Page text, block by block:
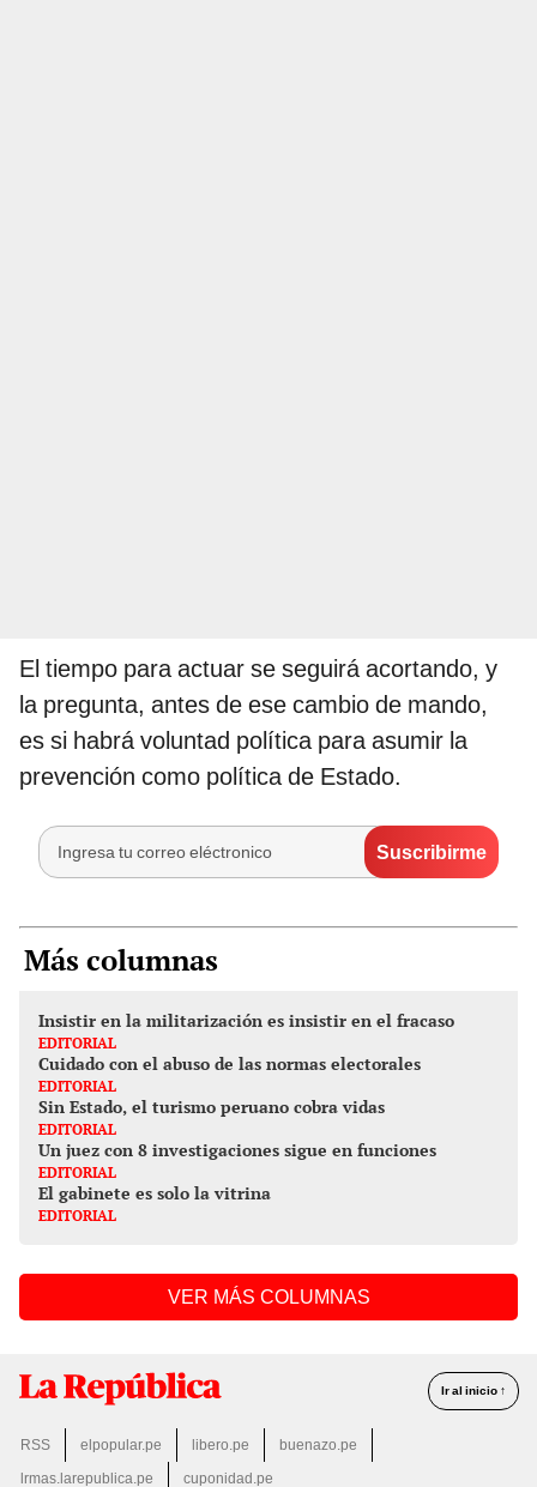
El tiempo para actuar se seguirá acortando, y
la pregunta, antes de ese cambio de mando,
es si habrá voluntad política para asumir la
prevención como política de Estado.
Más columnas
Insistir en la militarización es insistir en el fracaso
EDITORIAL
Cuidado con el abuso de las normas electorales
EDITORIAL
Sin Estado, el turismo peruano cobra vidas
EDITORIAL
Un juez con 8 investigaciones sigue en funciones
EDITORIAL
El gabinete es solo la vitrina
EDITORIAL
VER MÁS COLUMNAS
Ir al inicio ↑
RSS elpopular.pe libero.pe
buenazo.pe
lrmas.larepublica.pe
cuponidad.pe